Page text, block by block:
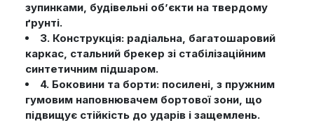
зупинками, будівельні об’єкти на твердому
ґрунті.
3. Конструкція: радіальна, багатошаровий
каркас, стальний брекер зі стабілізаційним
синтетичним підшаром.
4. Боковини та борти: посилені, з пружним
гумовим наповнювачем бортової зони, що
підвищує стійкість до ударів і защемлень.